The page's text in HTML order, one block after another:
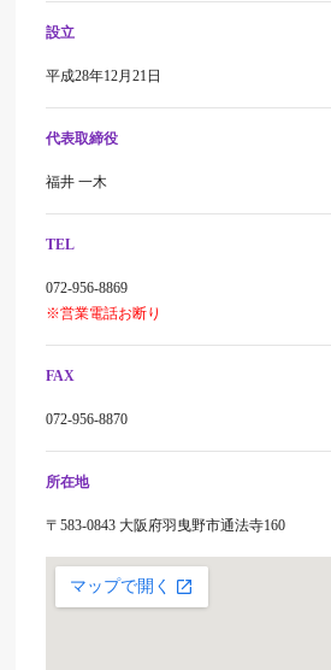
設立
平成28年12月21日
代表取締役
福井 一木
TEL
072-956-8869
※営業電話お断り
FAX
072-956-8870
所在地
〒583-0843 大阪府羽曳野市通法寺160